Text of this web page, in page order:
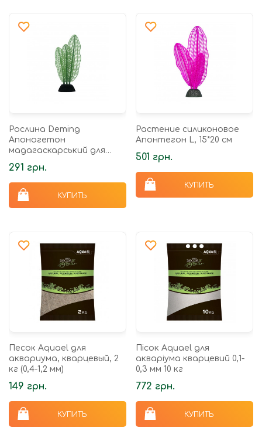
Рослина Deming
Апоногетон
мадагаскарський для
акваріума силіконова
14х4,5 см
291 грн.
КУПИТЬ
Растение силиконовое
Апонтегон L, 15*20 см
501 грн.
КУПИТЬ
Песок Aquael для
аквариума, кварцевый, 2
кг (0,4-1,2 мм)
149 грн.
КУПИТЬ
Пісок Aquael для
акваріума кварцевий 0,1-
0,3 мм 10 кг
772 грн.
КУПИТЬ